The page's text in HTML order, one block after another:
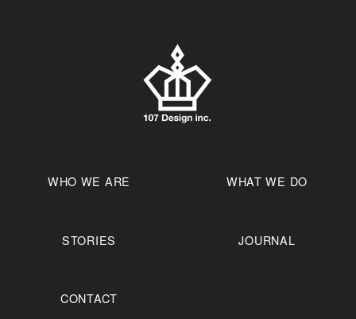
WHO WE ARE WHAT WE DO
STORIES JOURNAL
CONTACT